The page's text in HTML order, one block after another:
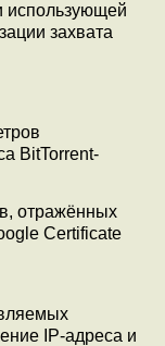
использующей
захвата
BitTorrent-
отражённых
Certificate
IP-адреса и